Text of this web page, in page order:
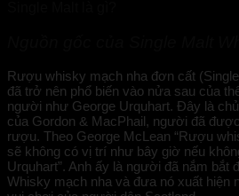
Rượu whisky mạch nha đơn cất
đã trở nên phổ biến vào nửa sau của
người như George Urquhart. Đây là
của Gordon & MacPhail, người đã
rượu. Theo George McLean “Rượu
sẽ không có vị trí như bây giờ nếu
Urquhart”. Anh ấy là người đã nắm bắt
Whisky mạch nha và đưa nó xuất hiện